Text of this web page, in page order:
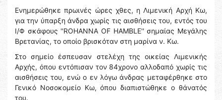
Ενημερώθηκε πρωινές ώρες χθες, η Λιμενική Αρχή Κω,
για την ύπαρξη άνδρα χωρίς τις αισθήσεις του, εντός του
Ι/Φ σκάφους ''ROHANNA OF HAMBLE'' σημαίας Μεγάλης
Βρετανίας, το οποίο βρισκόταν στη μαρίνα ν. Κω.
Στο σημείο έσπευσαν στελέχη της οικείας Λιμενικής
Αρχής, όπου εντόπισαν τον 84χρονο αλλοδαπό χωρίς τις
αισθήσεις του, ενώ ο εν λόγω άνδρας μεταφέρθηκε στο
Γενικό Νοσοκομείο Κω, όπου διαπιστώθηκε ο θάνατός
του.